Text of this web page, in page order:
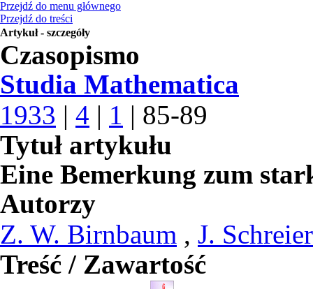
Przejdź do menu głównego
Przejdź do treści
Artykuł - szczegóły
Czasopismo
Studia Mathematica
1933 | 4 | 1 | 85-89
Tytuł artykułu
Eine Bemerkung zum
Autorzy
Z. W. Birnbaum , J. Schreier
Treść / Zawartość